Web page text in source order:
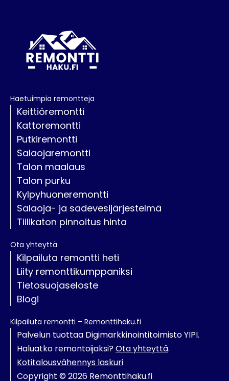
Haetuimpia remontteja
Keittiöremontti
Kattoremontti
Putkiremontti
Salaojaremontti
Talon maalaus
Talon purku
Kylpyhuoneremontti
Salaoja- ja sadevesijärjestelmä
Tiilikaton pinnoitus hinta
Ota yhteyttä
Kilpailuta remontti heti
Liity remonttikumppaniksi
Tietosuojaseloste
Blogi
Kilpailuta remontti – Remonttihaku.fi
Palvelun tuottaa Digimarkkinointitoimisto YIPI.
Haluatko remontoijaksi?Ota yhteyttä.
Kotitalousvähennys laskuri
Copyright © 2026 Remonttihaku.fi